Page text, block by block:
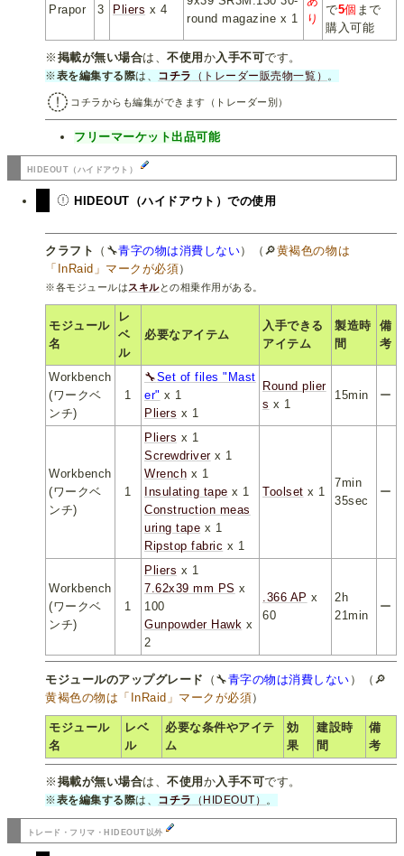
Prapor 3 Pliers x 4
round magazine x 1
り
で5個 まで
購入可能
※ 掲載が無い場合は、不使用か入手不可です。
※表を編集する際は、 コチラ （トレーダー販売物一覧） 。
コチラからも編集ができます（トレーダー別）
フリーマーケット出品可能
HIDEOUT（ハイドアウト）
HIDEOUT（ハイドアウト）での使用
クラフト （🔧青字の物は消費しない）（🔎黄褐色の物は
「InRaid」マークが必須）
※各モジュールはスキルとの相乗作用がある。
モジュール
名
レ
ベ
ル
必要なアイテム
入手できる
アイテム
製造時
間
備
考
Workbench
(ワークベ
ンチ)
1
🔧Set of files "Mast
er" x 1
Pliers x 1
Round plier
s x 1
15min ー
Workbench
(ワークベ
ンチ)
1
Pliers x 1
Screwdriverx 1
Wrench x 1
Insulating tape x 1
Construction meas
uring tape x 1
Ripstop fabric x 1
Toolset x 1
7min
35sec
ー
Workbench
(ワークベ
ンチ)
1
Pliers x 1
7.62x39 mm PS x
100
Gunpowder Hawk x
2
.366 AP x
60
2h
21min
ー
モジュールのアップグレード （🔧青字の物は消費しない ）（🔎
黄褐色の物は「InRaid」マークが必須）
モジュール
名
レベ
ル
必要な条件やアイテ
ム
効
果
建設時
間
備
考
※ 掲載が無い場合は、不使用 か入手不可です。
※表を編集する際は、 コチラ （HIDEOUT） 。
トレード・フリマ・HIDEOUT以外